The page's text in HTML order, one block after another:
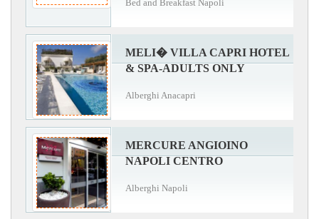
Bed and Breakfast Napoli
MELI� VILLA CAPRI HOTEL
& SPA-ADULTS ONLY
Alberghi Anacapri
MERCURE ANGIOINO
NAPOLI CENTRO
Alberghi Napoli